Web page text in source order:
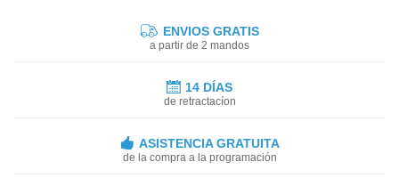
ENVIOS GRATIS
a partir de 2 mandos
14 DÍAS
de retractacíon
ASISTENCIA GRATUITA
de la compra a la programación